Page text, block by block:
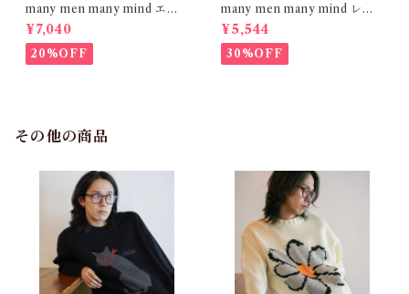
many men many mind エン
ブロイダリー レーヨンシャツ
オフホワイト M2615090
¥7,040
20%OFF
many men many mind レー
ヨン 総柄シャツ 花柄 イエロー
M2615061
¥5,544
30%OFF
その他の商品